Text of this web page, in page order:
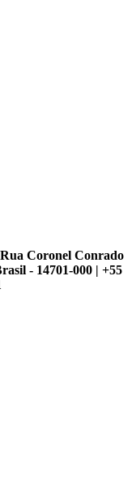
Coronel Conrado
- 14701-000 | +55